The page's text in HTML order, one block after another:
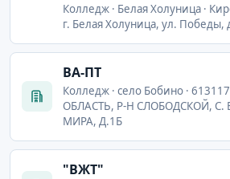
Колледж · Белая Холуница ·
г. Белая Холуница, ул. Победы,
ВА-ПТ
Колледж · село Бобино ·
ОБЛАСТЬ, Р-Н СЛОБОДСКОЙ, С.
МИРА, Д.1Б
"ВЖТ"